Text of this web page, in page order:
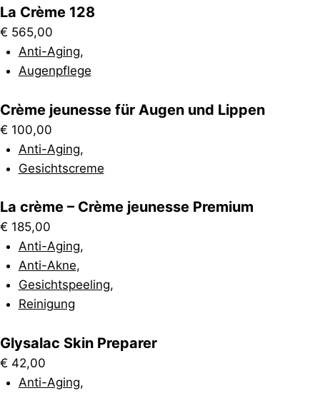
La Crème 128
€ 565,00
Anti-Aging,
Augenpflege
Crème jeunesse für Augen und Lippen
€ 100,00
Anti-Aging,
Gesichtscreme
La crème – Crème jeunesse Premium
€ 185,00
Anti-Aging,
Anti-Akne,
Gesichtspeeling,
Reinigung
Glysalac Skin Preparer
€ 42,00
Anti-Aging,